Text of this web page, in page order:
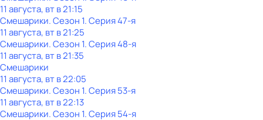
11 августа, вт в 21:15
Смешарики. Сезон 1. Серия 47-я
11 августа, вт в 21:25
Смешарики. Сезон 1. Серия 48-я
11 августа, вт в 21:35
Смешарики
11 августа, вт в 22:05
Смешарики. Сезон 1. Серия 53-я
11 августа, вт в 22:13
Смешарики. Сезон 1. Серия 54-я